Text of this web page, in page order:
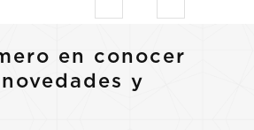
en conocer
y